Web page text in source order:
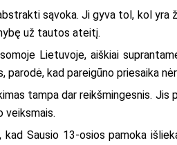
sąvoka. Ji gyva tol, kol
už tautos ateitį.
Lietuvoje, aiškiai
kad pareigūno priesaika
tampa dar reikšmingesnis.
veiksmais.
kad Sausio 13-osios pamoka